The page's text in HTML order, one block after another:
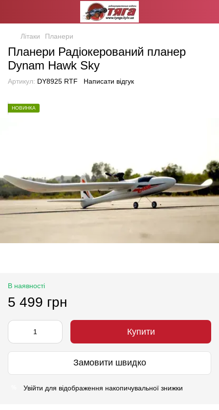
Літаки Планери
Планери Радіокерований планер
Dynam Hawk Sky
Артикул: DY8925 RTF Написати відгук
НОВИНКА
В наявності
5 499 грн
Купити
Замовити швидко
Увійти для відображення накопичувальної знижки